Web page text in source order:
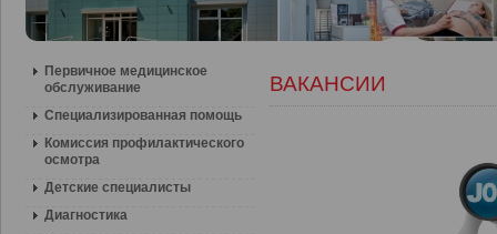
Первичное медицинское
обслуживание
Специализированная помощь
Комиссия профилактического
осмотра
Детские специалисты
Диагностика
ВАКАНСИИ